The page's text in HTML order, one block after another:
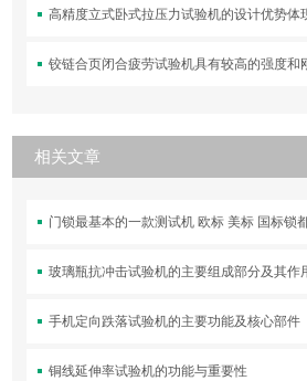
高精度立式卧式拉压力试验机的设计优势体
铰链合页闭合疲劳试验机具有较高的强度和
相关文章
门锁最基本的一款测试机 欧标 美标 国标锁
玻璃瓶抗冲击试验机的主要组成部分及其作
手机定向跌落试验机的主要功能及核心部件
铜线延伸率试验机的功能与重要性